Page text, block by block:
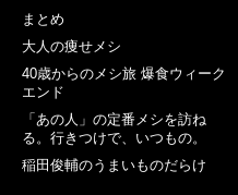
まとめ
大人の痩せメシ
40歳からのメシ旅 爆食ウィーク
エンド
「あの人」の定番メシを訪ね
る。行きつけで、いつもの。
稲田俊輔のうまいものだらけ